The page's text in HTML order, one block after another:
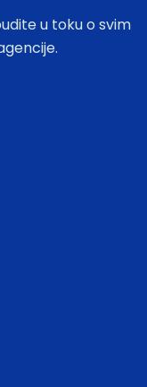
u toku o svim